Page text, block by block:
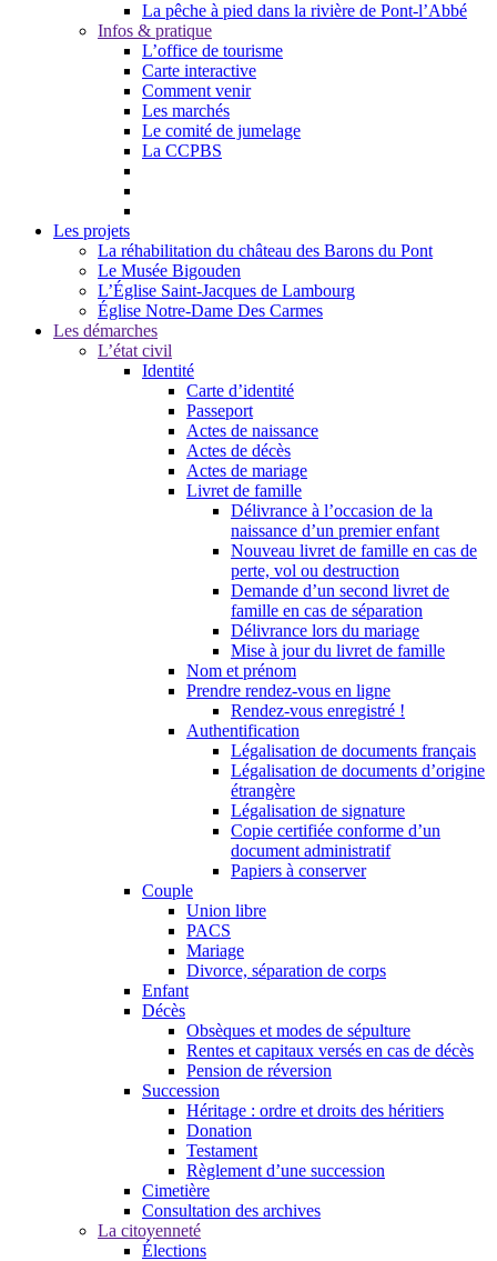
La pêche à pied dans la rivière de Pont-l’Abbé
Infos & pratique
L’office de tourisme
Carte interactive
Comment venir
Les marchés
Le comité de jumelage
La CCPBS
Les projets
La réhabilitation du château des Barons du Pont
Le Musée Bigouden
L’Église Saint-Jacques de Lambourg
Église Notre-Dame Des Carmes
Les démarches
L’état civil
Identité
Carte d’identité
Passeport
Actes de naissance
Actes de décès
Actes de mariage
Livret de famille
Délivrance à l’occasion de la
naissance d’un premier enfant
Nouveau livret de famille en cas de
perte, vol ou destruction
Demande d’un second livret de
famille en cas de séparation
Délivrance lors du mariage
Mise à jour du livret de famille
Nom et prénom
Prendre rendez-vous en ligne
Rendez-vous enregistré !
Authentification
Légalisation de documents français
Légalisation de documents d’origine
étrangère
Légalisation de signature
Copie certifiée conforme d’un
document administratif
Papiers à conserver
Couple
Union libre
PACS
Mariage
Divorce, séparation de corps
Enfant
Décès
Obsèques et modes de sépulture
Rentes et capitaux versés en cas de décès
Pension de réversion
Succession
Héritage : ordre et droits des héritiers
Donation
Testament
Règlement d’une succession
Cimetière
Consultation des archives
La citoyenneté
Élections